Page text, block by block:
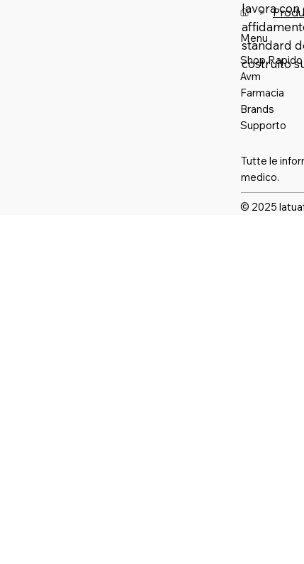
lavora con
standard
costruito
>
Menu
Shop Rapido
Avm
Farmacia
Brands
Supporto
Tutte le
medico.
© 2025